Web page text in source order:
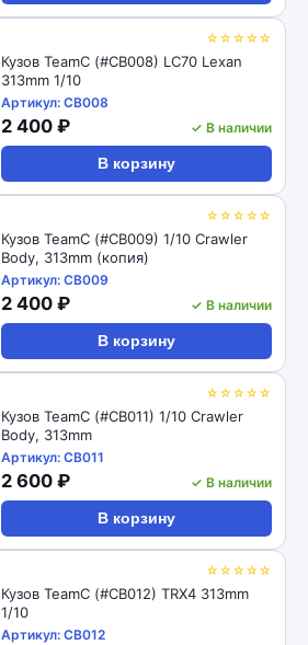
☆☆☆☆☆
Кузов TeamC (#CB008) LC70 Lexan
313mm 1/10
Артикул: CB008
2 400 ₽ ✓ В наличии
В корзину
☆☆☆☆☆
Кузов TeamC (#CB009) 1/10 Crawler
Body, 313mm (копия)
Артикул: CB009
2 400 ₽ ✓ В наличии
В корзину
☆☆☆☆☆
Кузов TeamC (#CB011) 1/10 Crawler
Body, 313mm
Артикул: CB011
2 600 ₽ ✓ В наличии
В корзину
☆☆☆☆☆
Кузов TeamC (#CB012) TRX4 313mm
1/10
Артикул: CB012